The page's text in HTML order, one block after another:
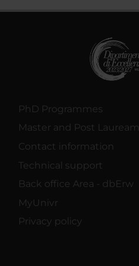
PhD Programmes
Master and Post Lauream
Contact information
Technical support
Back office Area - dbErw
MyUnivr
Privacy policy